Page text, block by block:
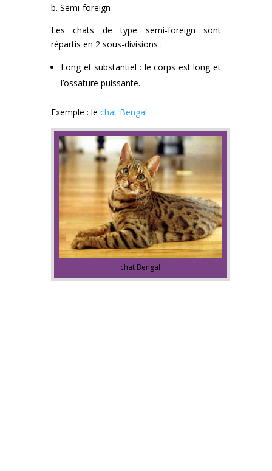
b. Semi-foreign
Les chats de type semi-foreign sont
répartis en 2 sous-divisions :
Long et substantiel : le corps est long et
l’ossature puissante.
Exemple : le chat Bengal
chat Bengal